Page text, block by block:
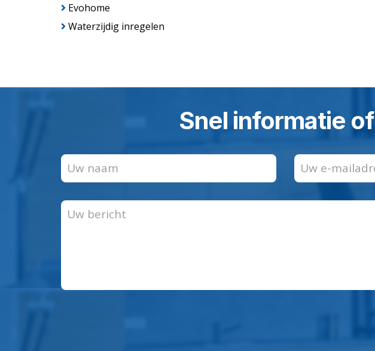
Evohome
Waterzijdig inregelen
Snel informatie